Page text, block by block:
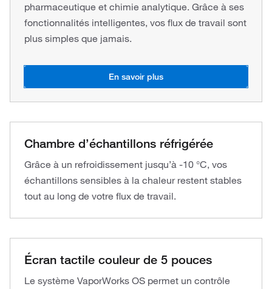
pharmaceutique et chimie analytique. Grâce à ses
fonctionnalités intelligentes, vos flux de travail sont
plus simples que jamais.
En savoir plus
Chambre d’échantillons réfrigérée
Grâce à un refroidissement jusqu’à -10 °C, vos
échantillons sensibles à la chaleur restent stables
tout au long de votre flux de travail.
Écran tactile couleur de 5 pouces
Le système VaporWorks OS permet un contrôle